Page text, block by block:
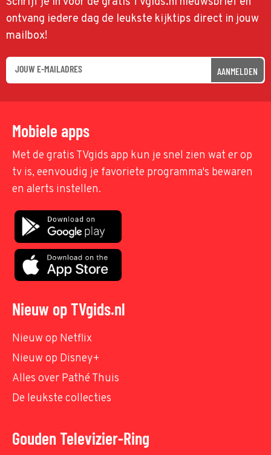
ontvang iedere dag de leukste kijktips direct in jouw
mailbox!
AANMELDEN
Mobiele apps
Met de gratis TVgids app kun je snel zien wat er op
tv is, eenvoudig je favoriete programma's bewaren
en alerts instellen.
Nieuw op TVgids.nl
Nieuw op Netflix
Nieuw op Disney+
Alles over Pathé Thuis
De leukste collecties
Gouden Televizier-Ring